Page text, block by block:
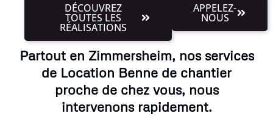
DÉCOUVREZ
TOUTES LES
RÉALISATIONS
APPELEZ-
NOUS
Partout en Zimmersheim, nos services
de Location Benne de chantier
proche de chez vous, nous
intervenons rapidement.